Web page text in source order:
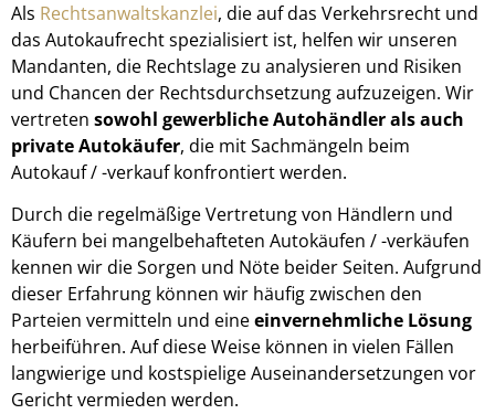
Als Rechtsanwaltskanzlei, die auf das Verkehrsrecht und
das Autokaufrecht spezialisiert ist, helfen wir unseren
Mandanten, die Rechtslage zu analysieren und Risiken
und Chancen der Rechtsdurchsetzung aufzuzeigen. Wir
vertreten sowohl gewerbliche Autohändler als auch
private Autokäufer, die mit Sachmängeln beim
Autokauf / -verkauf konfrontiert werden.
Durch die regelmäßige Vertretung von Händlern und
Käufern bei mangelbehafteten Autokäufen / -verkäufen
kennen wir die Sorgen und Nöte beider Seiten. Aufgrund
dieser Erfahrung können wir häufig zwischen den
Parteien vermitteln und eineeinvernehmliche Lösung
herbeiführen. Auf diese Weise können in vielen Fällen
langwierige und kostspielige Auseinandersetzungen vor
Gericht vermieden werden.